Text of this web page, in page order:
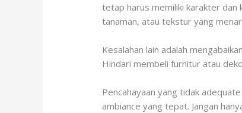
tetap harus memiliki karakter dan
tanaman, atau tekstur yang
Kesalahan lain adalah
Hindari membeli furnitur atau
Pencahayaan yang tidak
ambiance yang tepat. Jangan